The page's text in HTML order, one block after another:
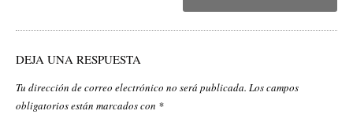
DEJA UNA RESPUESTA
Tu dirección de correo electrónico no será publicada. Los campos
obligatorios están marcados con *